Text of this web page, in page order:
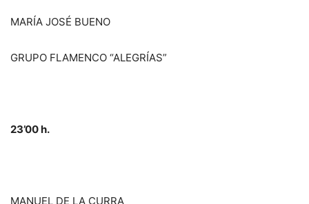
MARÍA JOSÉ BUENO
GRUPO FLAMENCO “ALEGRÍAS”
23’00 h.
MANUEL DE LA CURRA